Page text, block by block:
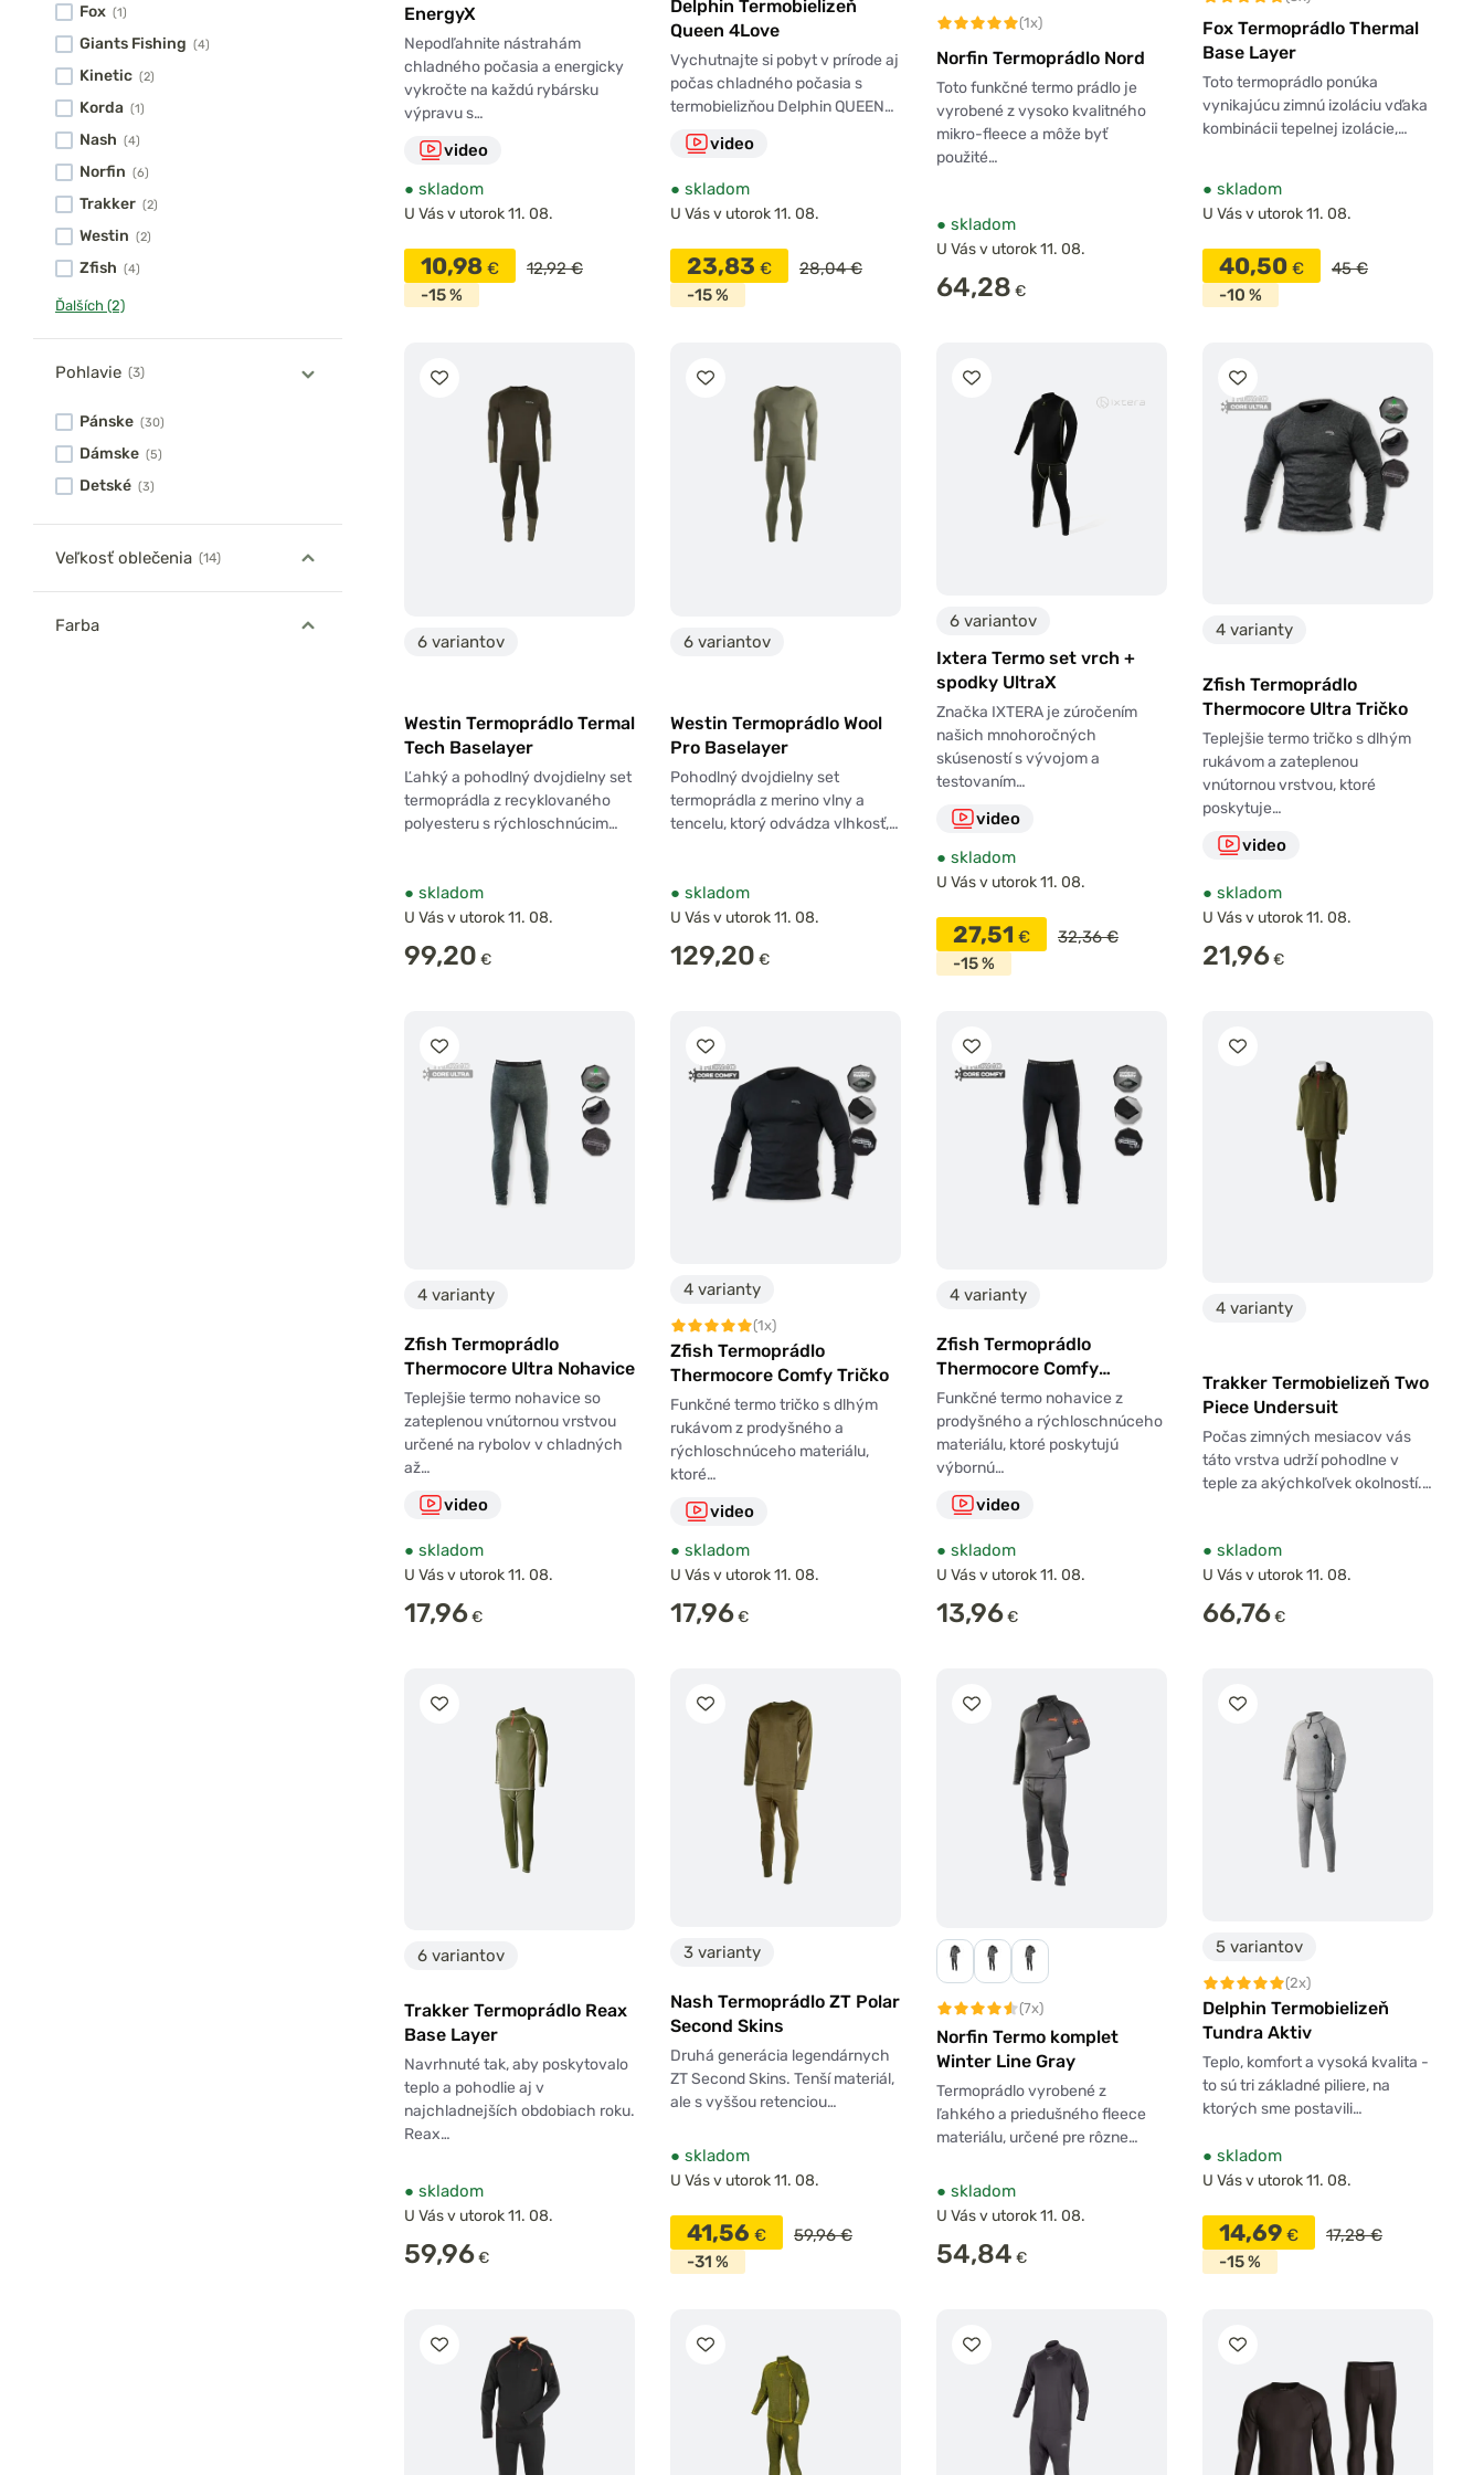
Termoprádlo sa vyrába ako z prírodných (merino vlna), tak z umelých
vlákien. Čo sa odolnosti týka, umelé vlákno víťazí na plnej čiare.
Najčastejšie sa k výrobe funkčného rybárskeho prádla používa
polyester
, ktorý je veľmi odolný voči mechanickému poškodeniu, dobre
izoluje a ľahko sa udržiava. Kľudne ho môžete
prať s bežným prádlom
rozdiel od citlivejšej merino vlny.
Viac sa o oblečení a obuvi na zimné rybolovenie
dozviete v článku v
Magazíne.
Fox (1)
Giants Fishing (4)
Kinetic (2)
Korda (1)
Nash (4)
Norfin (6)
Trakker (2)
Westin (2)
Zfish (4)
Ďalších (2)
Pohlavie (3)
Pánske (30)
Dámske (5)
Detské (3)
Veľkosť oblečenia (14)
Farba
EnergyX
Nepodľahnite nástrahám
chladného počasia a energicky
vykročte na každú rybársku
výpravu s…
video
● skladom
U Vás v utorok 11. 08.
10,98 €
12,92 €
-15 %
Delphin Termobielizeň
Queen 4Love
Vychutnajte si pobyt v prírode aj
počas chladného počasia s
termobielizňou Delphin QUEEN…
video
● skladom
U Vás v utorok 11. 08.
23,83 €
28,04 €
-15 %
(1x)
Norfin Termoprádlo Nord
Toto funkčné termo prádlo je
vyrobené z vysoko kvalitného
mikro-fleece a môže byť
použité…
● skladom
U Vás v utorok 11. 08.
64,28 €
Fox Termoprádlo Thermal
Base Layer
Toto termoprádlo ponúka
vynikajúcu zimnú izoláciu vďaka
kombinácii tepelnej izolácie,…
● skladom
U Vás v utorok 11. 08.
40,50 €
45 €
-10 %
6 variantov
Westin Termoprádlo Termal
Tech Baselayer
Ľahký a pohodlný dvojdielny set
termoprádla z recyklovaného
polyesteru s rýchloschnúcim…
● skladom
U Vás v utorok 11. 08.
99,20 €
6 variantov
Westin Termoprádlo Wool
Pro Baselayer
Pohodlný dvojdielny set
termoprádla z merino vlny a
tencelu, ktorý odvádza vlhkosť,…
● skladom
U Vás v utorok 11. 08.
129,20 €
6 variantov
Ixtera Termo set vrch +
spodky UltraX
Značka IXTERA je zúročením
našich mnohoročných
skúseností s vývojom a
testovaním…
video
● skladom
U Vás v utorok 11. 08.
27,51 €
32,36 €
-15 %
4 varianty
Zfish Termoprádlo
Thermocore Ultra Tričko
Teplejšie termo tričko s dlhým
rukávom a zateplenou
vnútornou vrstvou, ktoré
poskytuje…
video
● skladom
U Vás v utorok 11. 08.
21,96€
4 varianty
Zfish Termoprádlo
Thermocore Ultra Nohavice
Teplejšie termo nohavice so
zateplenou vnútornou vrstvou
určené na rybolov v chladných
až…
video
● skladom
U Vás v utorok 11. 08.
17,96€
4 varianty
(1x)
Zfish Termoprádlo
Thermocore Comfy Tričko
Funkčné termo tričko s dlhým
rukávom z prodyšného a
rýchloschnúceho materiálu,
ktoré…
video
● skladom
U Vás v utorok 11. 08.
17,96€
4 varianty
Zfish Termoprádlo
Thermocore Comfy
Nohavice
Funkčné termo nohavice z
prodyšného a rýchloschnúceho
materiálu, ktoré poskytujú
výbornú…
video
● skladom
U Vás v utorok 11. 08.
13,96€
4 varianty
Trakker Termobielizeň Two
Piece Undersuit
Počas zimných mesiacov vás
táto vrstva udrží pohodlne v
teple za akýchkoľvek okolností.…
● skladom
U Vás v utorok 11. 08.
66,76€
6 variantov
Trakker Termoprádlo Reax
Base Layer
Navrhnuté tak, aby poskytovalo
teplo a pohodlie aj v
najchladnejších obdobiach roku.
Reax…
● skladom
U Vás v utorok 11. 08.
59,96€
3 varianty
Nash Termoprádlo ZT Polar
Second Skins
Druhá generácia legendárnych
ZT Second Skins. Tenší materiál,
ale s vyššou retenciou…
● skladom
U Vás v utorok 11. 08.
41,56 €
59,96 €
-31 %
(7x)
Norfin Termo komplet
Winter Line Gray
Termoprádlo vyrobené z
ľahkého a priedušného fleece
materiálu, určené pre rôzne…
● skladom
U Vás v utorok 11. 08.
54,84 €
5 variantov
(2x)
Delphin Termobielizeň
Tundra Aktiv
Teplo, komfort a vysoká kvalita -
to sú tri základné piliere, na
ktorých sme postavili…
● skladom
U Vás v utorok 11. 08.
14,69 €
17,28 €
-15 %